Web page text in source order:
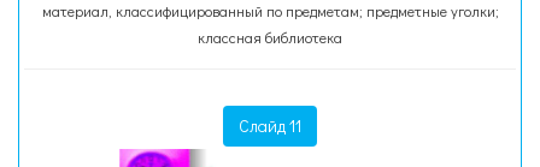
материал, классифицированный по предметам; предметные уголки;
классная библиотека
Слайд 11